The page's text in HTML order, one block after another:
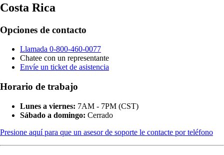
Costa Rica
Opciones de contacto
Llamada 0-800-460-0077
Chatee con un representante
Envíe un ticket de asistencia
Horario de trabajo
Lunes a viernes: 7AM - 7PM (CST)
Sábado a domingo: Cerrado
Presione aquí para que un asesor de soporte le contacte por teléfono